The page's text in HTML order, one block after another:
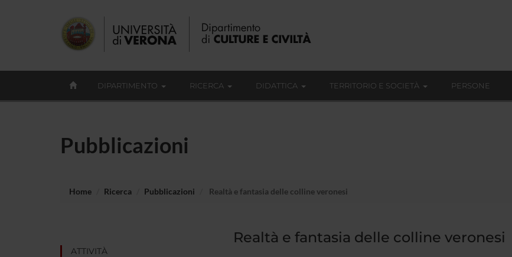
DIPARTIMENTO RICERCA DIDATTICA TERRITORIO E SOCIETÀ PERSONE
Pubblicazioni
Home Ricerca Pubblicazioni Realtà e fantasia delle colline veronesi
ATTIVITÀ
Realtà e fantasia delle colline veronesi